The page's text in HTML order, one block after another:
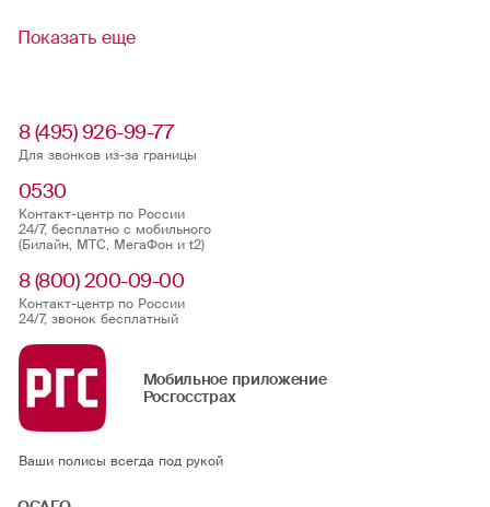
Показать еще
8 (495) 926-99-77
Для звонков из-за границы
0530
Контакт-центр по России
24/7, бесплатно с мобильного
(Билайн, МТС, МегаФон и t2)
8 (800) 200-09-00
Контакт-центр по России
24/7, звонок бесплатный
Мобильное приложение
Росгосстрах
Ваши полисы всегда под рукой